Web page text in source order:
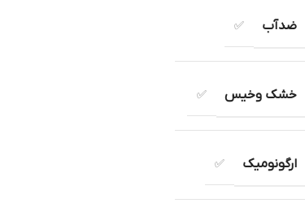
ضدآب ✅
خشک وخیس ✅
ارگونومیک ✅